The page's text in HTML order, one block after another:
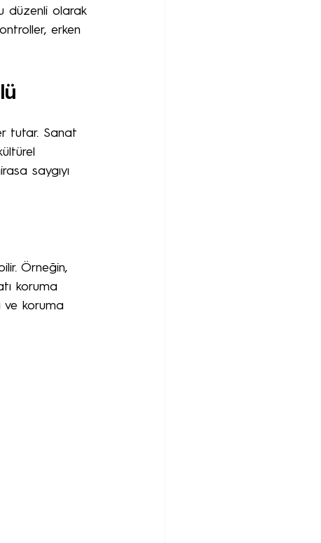
düzenli olarak
erken
tutar. Sanat
saygıyı
Örneğin,
koruma
ve koruma